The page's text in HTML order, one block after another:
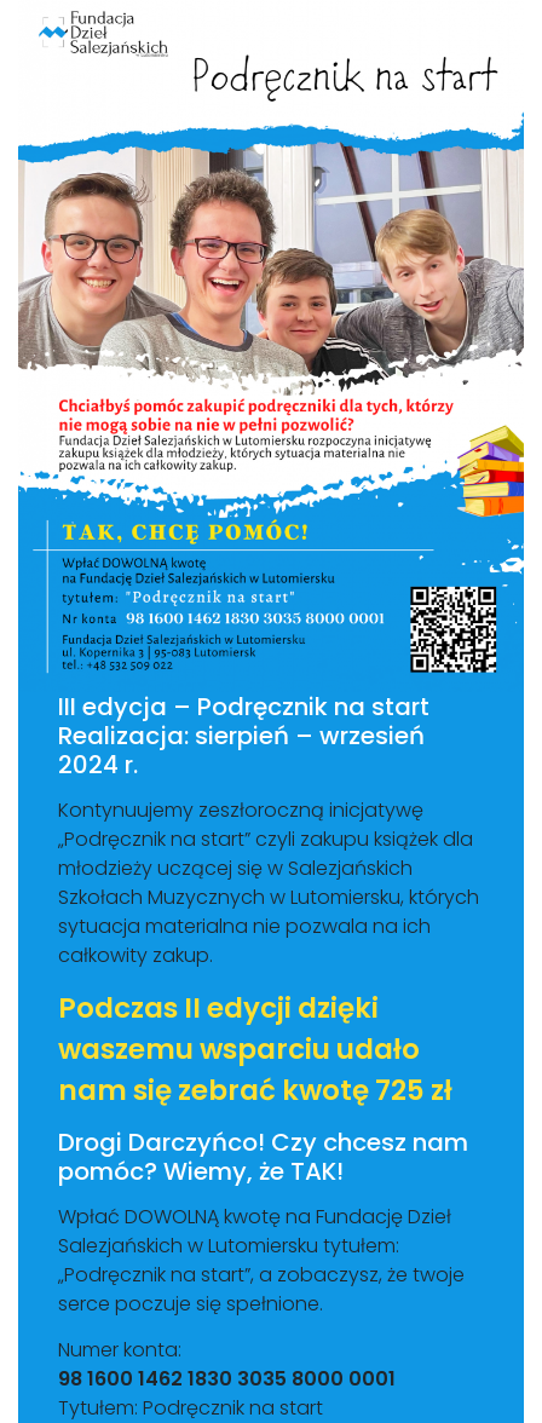
III edycja – Podręcznik na start
Realizacja: sierpień – wrzesień
2024 r.
Kontynuujemy zeszłoroczną inicjatywę
„Podręcznik na start” czyli zakupu książek dla
młodzieży uczącej się w Salezjańskich
Szkołach Muzycznych w Lutomiersku, których
sytuacja materialna nie pozwala na ich
całkowity zakup.
Podczas II edycji dzięki
waszemu wsparciu udało
nam się zebrać kwotę 725 zł
Drogi Darczyńco! Czy chcesz nam
pomóc? Wiemy, że TAK!
Wpłać DOWOLNĄ kwotę na Fundację Dzieł
Salezjańskich w Lutomiersku tytułem:
„Podręcznik na start”, a zobaczysz, że twoje
serce poczuje się spełnione.
Numer konta:
98 1600 1462 1830 3035 8000 0001
Tytułem: Podręcznik na start